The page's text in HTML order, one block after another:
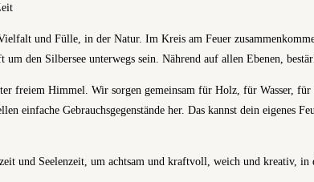
und Fülle, in der Natur. Im Kreis am Feuer
den Silbersee unterwegs sein. Nährend auf allen Ebenen,
freiem Himmel. Wir sorgen gemeinsam für Holz, für Wasser,
einfache Gebrauchsgegenstände her. Das kannst dein eigenes
und Seelenzeit, um achtsam und kraftvoll, weich und kreativ,